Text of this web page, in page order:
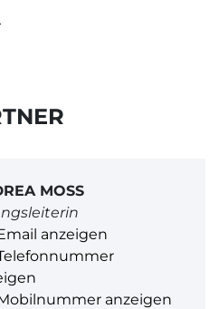
MOSS
anzeigen
anzeigen